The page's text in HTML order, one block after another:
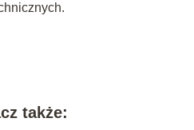
także: